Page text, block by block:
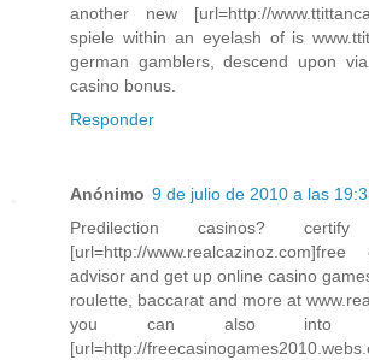
another new [url=http://
spiele within an eyelash of is
german gamblers, descend upon
casino bonus.
Responder
Anónimo 9 de julio de 2010 a las
Predilection casinos?
[url=http://
advisor and get up online casino
roulette, baccarat and more at
you can also into
[url=http://